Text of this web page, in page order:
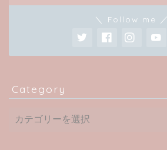
＼ Follow me ／
Category